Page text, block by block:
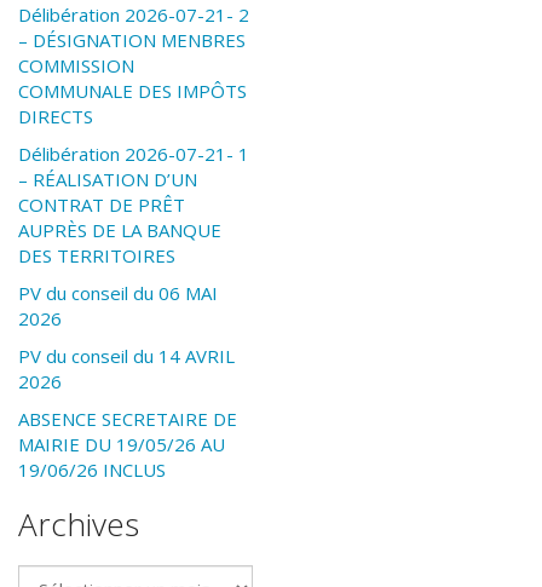
Délibération 2026-07-21- 2
– DÉSIGNATION MENBRES
COMMISSION
COMMUNALE DES IMPÔTS
DIRECTS
Délibération 2026-07-21- 1
– RÉALISATION D’UN
CONTRAT DE PRÊT
AUPRÈS DE LA BANQUE
DES TERRITOIRES
PV du conseil du 06 MAI
2026
PV du conseil du 14 AVRIL
2026
ABSENCE SECRETAIRE DE
MAIRIE DU 19/05/26 AU
19/06/26 INCLUS
Archives
Archives